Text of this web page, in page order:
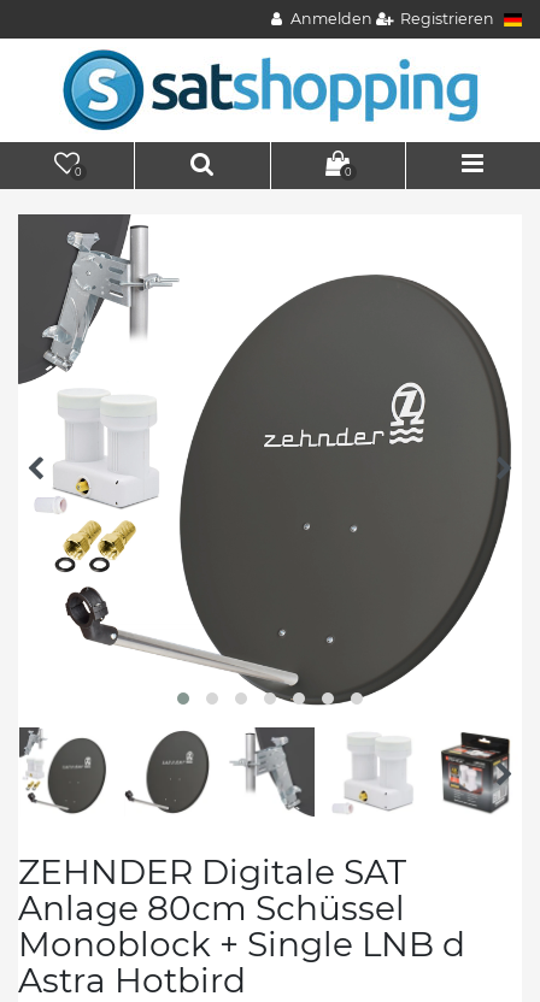
Anmelden Registrieren
0 0
ZEHNDER Digitale SAT
Anlage 80cm Schüssel
Monoblock + Single LNB d
Astra Hotbird